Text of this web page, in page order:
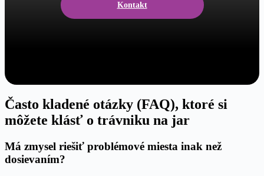
Kontakt
Často kladené otázky (FAQ), ktoré si
môžete klásť o trávniku na jar
Má zmysel riešiť problémové miesta inak než
dosievaním?